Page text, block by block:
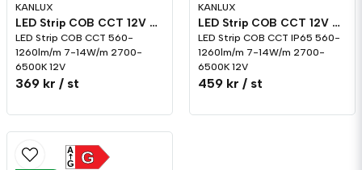
KANLUX
LED Strip COB CCT 12V 7-14W/m 2700-6500K
LED Strip COB CCT 560-
1260lm/m 7-14W/m 2700-
6500K 12V
369 kr / st
KANLUX
LED Strip COB CCT 12V 7-14W/m 2700-6500K IP65
LED Strip COB CCT IP65 560-
1260lm/m 7-14W/m 2700-
6500K 12V
459 kr / st
G
A
G